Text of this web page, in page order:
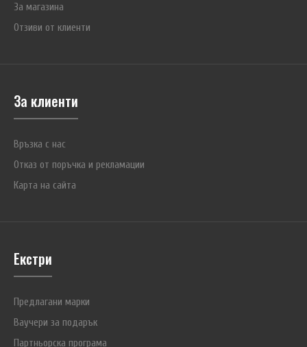
За магазина
Отзиви от клиенти
За клиенти
Връзка с нас
Отказ от поръчка и рекламации
Карта на сайта
Екстри
Предлагани марки
Ваучери за подарък
Партньорска програма